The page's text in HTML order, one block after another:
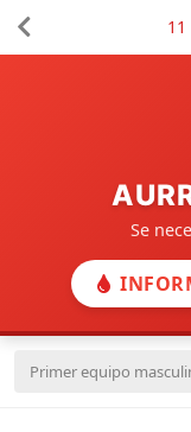
Se
Primer equipo
11